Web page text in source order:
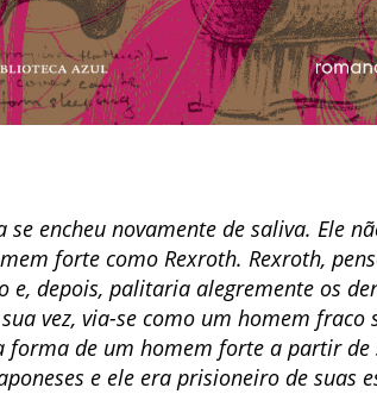
se encheu novamente de saliva. Ele
forte como Rexroth. Rexroth,
depois, palitaria alegremente os
vez, via-se como um homem
de um homem forte a partir de
e ele era prisioneiro de suas